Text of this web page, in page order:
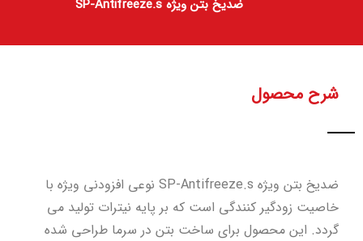
ضدیخ بتن ویژه SP-Antifreeze.s
شرح محصول
ضدیخ بتن ویژه SP-Antifreeze.s نوعی افزودنی ویژه با
خاصیت زودگیر کنندگی است که بر پایه نیترات تولید می
گردد. این محصول برای ساخت بتن در سرما طراحی شده